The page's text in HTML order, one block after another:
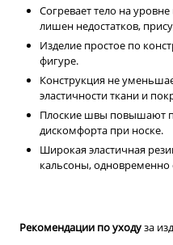
Согревает тело на
лишен недостатков,
Изделие простое по
фигуре.
Конструкция не
эластичности ткани и
Плоские швы повышают
дискомфорта при носке.
Широкая эластичная
кальсоны, одновременно
Рекомендации по уходуза